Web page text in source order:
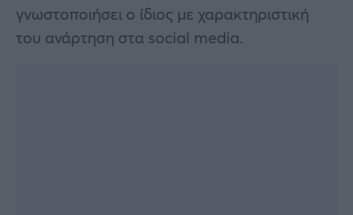
γνωστοποιήσει ο ίδιος με χαρακτηριστική
του ανάρτηση στα social media.